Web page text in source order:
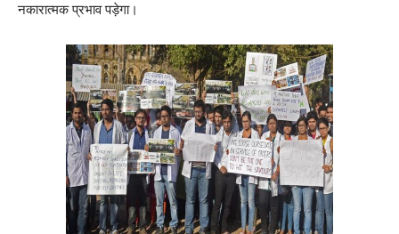
नकारात्मक प्रभाव पड़ेगा।